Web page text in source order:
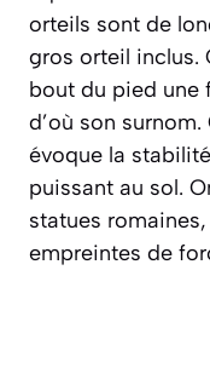
orteils sont de
gros orteil inclus.
bout du pied une
d’où son
évoque la
puissant au sol.
statues
empreintes de